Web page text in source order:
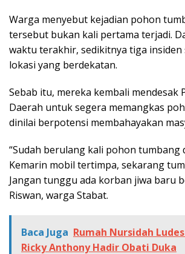
Warga menyebut kejadian pohon
tersebut bukan kali pertama terjadi.
waktu terakhir, sedikitnya tiga insiden
lokasi yang berdekatan.
Sebab itu, mereka kembali mendesak
Daerah untuk segera memangkas
dinilai berpotensi membahayakan
“Sudah berulang kali pohon tumbang
Kemarin mobil tertimpa, sekarang
Jangan tunggu ada korban jiwa baru
Riswan, warga Stabat.
Baca Juga Rumah Nursidah
Ricky Anthony Hadir Obati Duka